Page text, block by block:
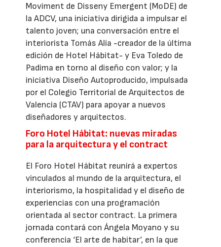
Moviment de Disseny Emergent (MoDE) de
la ADCV, una iniciativa dirigida a impulsar el
talento joven; una conversación entre el
interiorista Tomás Alía -creador de la última
edición de Hotel Hábitat- y Eva Toledo de
Padima en torno al diseño con valor; y la
iniciativa Diseño Autoproducido, impulsada
por el Colegio Territorial de Arquitectos de
Valencia (CTAV) para apoyar a nuevos
diseñadores y arquitectos.
Foro Hotel Hábitat: nuevas miradas
para la arquitectura y el contract
El Foro Hotel Hábitat reunirá a expertos
vinculados al mundo de la arquitectura, el
interiorismo, la hospitalidad y el diseño de
experiencias con una programación
orientada al sector contract. La primera
jornada contará con Ángela Moyano y su
conferencia ‘El arte de habitar’, en la que